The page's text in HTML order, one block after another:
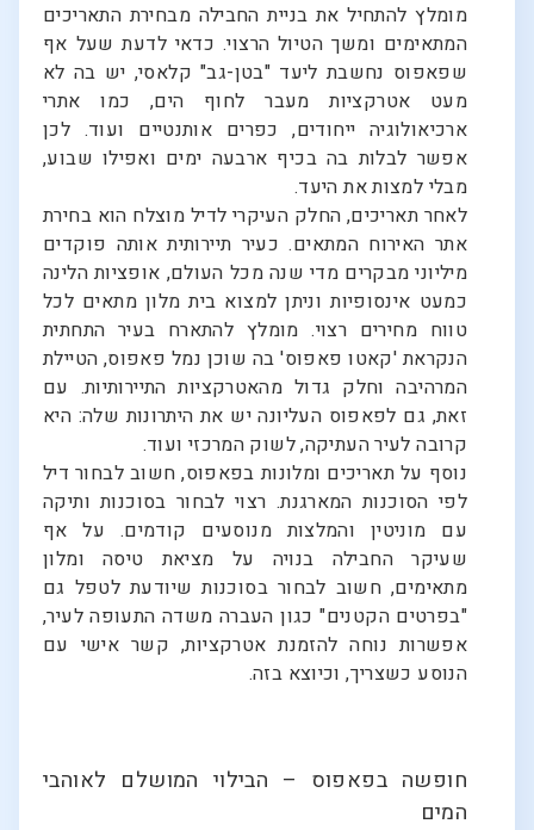
מומלץ להתחיל את בניית החבילה מבחירת התאריכים
המתאימים ומשך הטיול הרצוי. כדאי לדעת שעל אף
שפאפוס נחשבת ליעד "בטן-גב" קלאסי, יש בה לא
מעט אטרקציות מעבר לחוף הים, כמו אתרי
ארכיאולוגיה ייחודים, כפרים אותנטיים ועוד. לכן
אפשר לבלות בה בכיף ארבעה ימים ואפילו שבוע,
מבלי למצות את היעד.
לאחר תאריכים, החלק העיקרי לדיל מוצלח הוא בחירת
אתר האירוח המתאים. כעיר תיירותית אותה פוקדים
מיליוני מבקרים מדי שנה מכל העולם, אופציות הלינה
כמעט אינסופיות וניתן למצוא בית מלון מתאים לכל
טווח מחירים רצוי. מומלץ להתארח בעיר התחתית
הנקראת 'קאטו פאפוס' בה שוכן נמל פאפוס, הטיילת
המרהיבה וחלק גדול מהאטרקציות התיירותיות. עם
זאת, גם לפאפוס העליונה יש את היתרונות שלה: היא
קרובה לעיר העתיקה, לשוק המרכזי ועוד.
נוסף על תאריכים ומלונות בפאפוס, חשוב לבחור דיל
לפי הסוכנות המארגנת. רצוי לבחור בסוכנות ותיקה
עם מוניטין והמלצות מנוסעים קודמים. על אף
שעיקר החבילה בנויה על מציאת טיסה ומלון
מתאימים, חשוב לבחור בסוכנות שיודעת לטפל גם
"בפרטים הקטנים" כגון העברה משדה התעופה לעיר,
אפשרות נוחה להזמנת אטרקציות, קשר אישי עם
הנוסע כשצריך, וכיוצא בזה.
חופשה בפאפוס – הבילוי המושלם לאוהבי
המים